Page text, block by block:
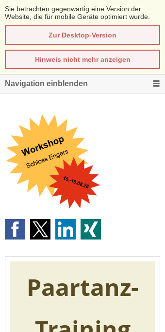
Sie betrachten gegenwärtig eine Version der
Website, die für mobile Geräte optimiert wurde.
Zur Desktop-Version
Hinweis nicht mehr anzeigen
Navigation einblenden
Paartanz-